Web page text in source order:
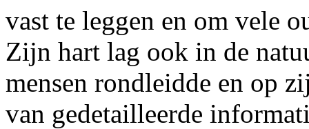
vast te leggen en om vele
Zijn hart lag ook in de
mensen rondleidde en op
van gedetailleerde